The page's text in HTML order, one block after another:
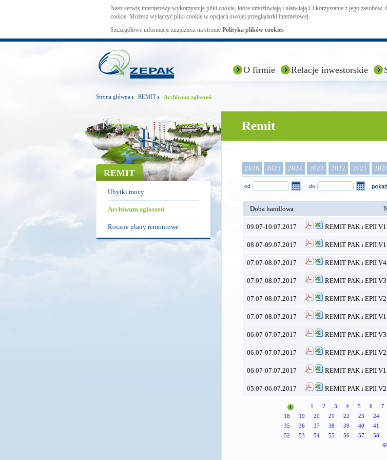
Nasz serwis internetowy wykorzystuje pliki cookie, które umożliwiają i ułatwiają Ci korzystanie z jego
cookie. Możesz wyłączyć pliki cookie w opcjach swojej przeglądarki internetowej.
Szczegółowe informacje znajdziesz na stronie Polityka plików cookies
O firmie Relacje inwestorskie
Strona główna REMIT Archiwum zgłoszeń
REMIT
Ubytki mocy
Archiwum zgłoszeń
Roczne plany remontowe
Remit
2026 2025 2024 2023 2022 2021
od do
Doba handlowa
09.07-10.07.2017 REMIT PAK i EPII
08.07-09.07.2017 REMIT PAK i EPII
07.07-08.07.2017 REMIT PAK i EPII
07.07-08.07.2017 REMIT PAK i EPII
07.07-08.07.2017 REMIT PAK i EPII
07.07-08.07.2017 REMIT PAK i EPII
06.07-07.07.2017 REMIT PAK i EPII
06.07-07.07.2017 REMIT PAK i EPII
06.07-07.07.2017 REMIT PAK i EPII
05.07-06.07.2017 REMIT PAK i EPII
1 2 3 4 5 6 7
18
19 20 21 22 23 24
35
36 37 38 39 40 41
52
53 54 55 56 57 58